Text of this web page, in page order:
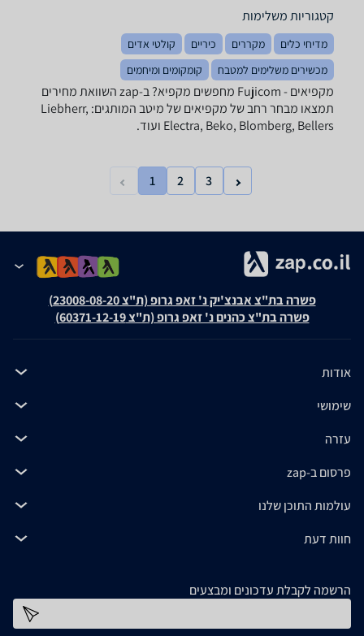
קטגוריות משלימות
מדיחי כלים מקררים כיריים
קולטי אדים
מכשירים משלימים למטבח
קומקומים ומיחמים
מקפיאים - ‏Fujicom מחפשים מקפיא? ב-zap השוואת מחירים
תמצאו מבחר רחב של מקפיאים של מיטב המותגים: Liebherr,
Electra, Beko, Blomberg, Bellers ועוד.
1 2 3
פשרה בת"צ אבנצ'יק נ' זאפ גרופ (ת"צ 23008-08-20)
פשרה בת"צ כהנים נ' זאפ גרופ (ת"צ 60371-12-19)
אודות
שימושי
עזרה
פרסום ב-zap
עולמות התוכן שלנו
חוות דעת
הרשמה לקבלת עדכונים ומבצעים